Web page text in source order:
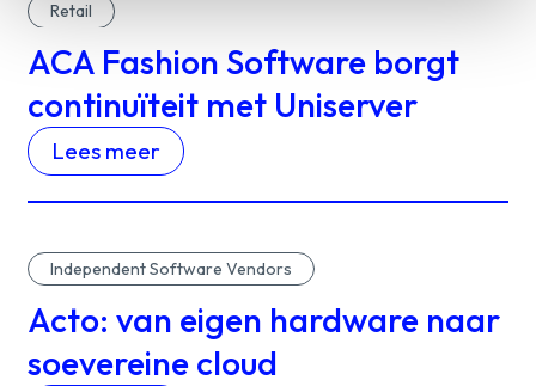
Retail
ACA Fashion Software borgt
continuïteit met Uniserver
Lees meer
Independent Software Vendors
Acto: van eigen hardware naar
soevereine cloud